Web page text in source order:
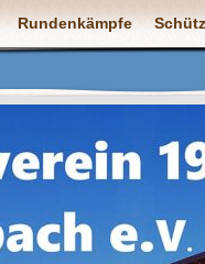
Rundenkämpfe